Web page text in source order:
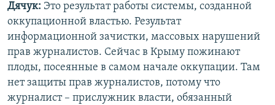
Дячук: Это результат работы системы, созданной
оккупационной властью. Результат
информационной зачистки, массовых нарушений
прав журналистов. Сейчас в Крыму пожинают
плоды, посеянные в самом начале оккупации. Там
нет защиты прав журналистов, потому что
журналист – прислужник власти, обязанный